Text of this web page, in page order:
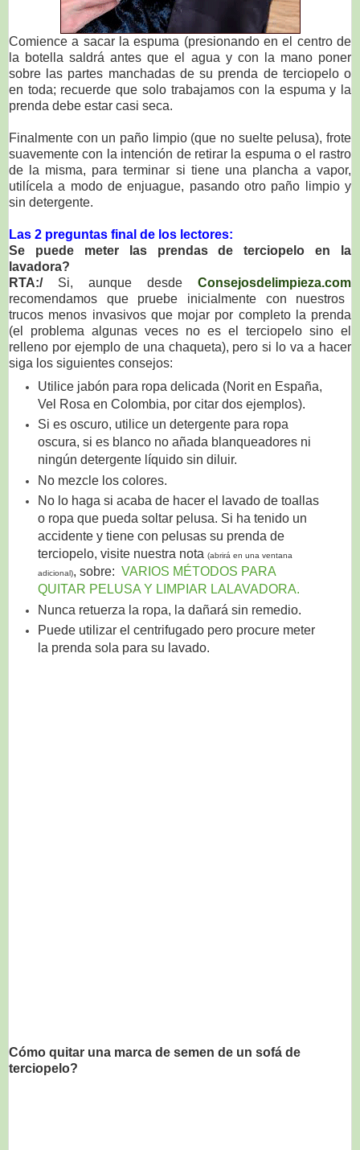
Comience a sacar la espuma (presionando en el centro de
la botella saldrá antes que el agua y con la mano poner
sobre las partes manchadas de su prenda de terciopelo o
en toda; recuerde que solo trabajamos con la espuma y la
prenda debe estar casi seca.
Finalmente con un paño limpio (que no suelte pelusa), frote
suavemente con la intención de retirar la espuma o el rastro
de la misma, para terminar si tiene una plancha a vapor,
utilícela a modo de enjuague, pasando otro paño limpio y
sin detergente.
Las 2 preguntas final de los lectores:
Se puede meter las prendas de terciopelo en la
lavadora?
RTA:/Si, aunque desde Consejosdelimpieza.com
recomendamos que pruebe inicialmente con nuestros
trucos menos invasivos que mojar por completo la prenda
(el problema algunas veces no es el terciopelo sino el
relleno por ejemplo de una chaqueta), pero si lo va a hacer
siga los siguientes consejos:
Utilice jabón para ropa delicada (Norit en España,
Vel Rosa en Colombia, por citar dos ejemplos).
Si es oscuro, utilice un detergente para ropa
oscura, si es blanco no añada blanqueadores ni
ningún detergente líquido sin diluir.
No mezcle los colores.
No lo haga si acaba de hacer el lavado de toallas
o ropa que pueda soltar pelusa. Si ha tenido un
accidente y tiene con pelusas su prenda de
terciopelo, visite nuestra nota (abrirá en una ventana
adicional), sobre: VARIOS MÉTODOS PARA
QUITAR PELUSA Y LIMPIAR LALAVADORA.
Nunca retuerza la ropa, la dañará sin remedio.
Puede utilizar el centrifugado pero procure meter
la prenda sola para su lavado.
Cómo quitar una marca de semen de un sofá de
terciopelo?